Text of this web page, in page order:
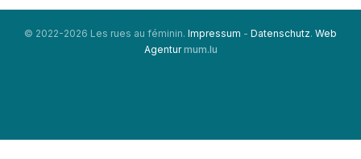
© 2022-2026 Les rues au féminin. Impressum - Datenschutz. Web
Agentur mum.lu